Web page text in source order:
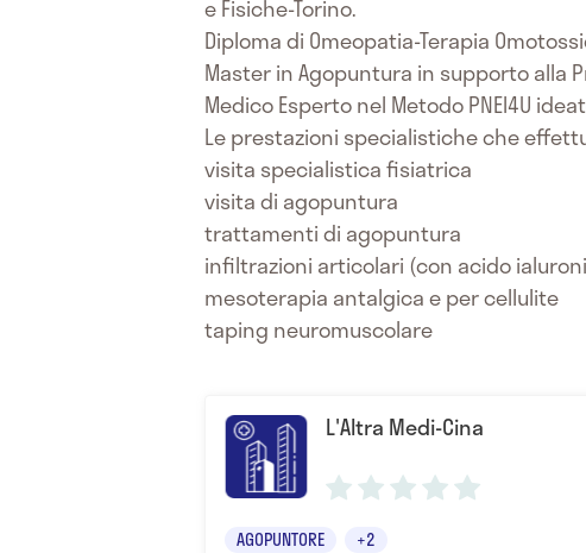
e Fisiche-Torino.
Diploma di Omeopatia-Terapia
Master in Agopuntura in supporto alla
Medico Esperto nel Metodo PNEI4U
Le prestazioni specialistiche che
visita specialistica fisiatrica
visita di agopuntura
trattamenti di agopuntura
infiltrazioni articolari (con acido
mesoterapia antalgica e per cellulite
taping neuromuscolare
L'Altra Medi-Cina
AGOPUNTORE +2